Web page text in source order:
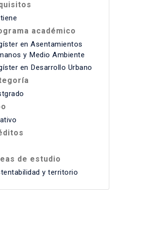
académico
en Asentamientos
y Medio Ambiente
en Desarrollo Urbano
de estudio
y territorio